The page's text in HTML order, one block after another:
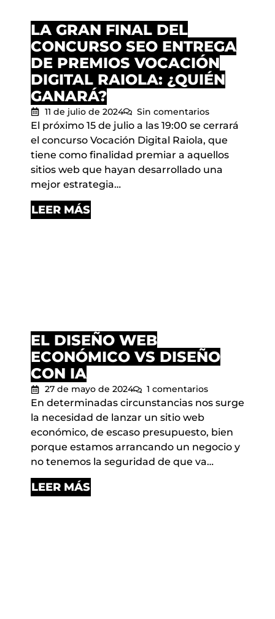
LA GRAN FINAL DEL
CONCURSO SEO ENTREGA
DE PREMIOS VOCACIÓN
DIGITAL RAIOLA: ¿QUIÉN
GANARÁ?
11 de julio de 2024 Sin comentarios
El próximo 15 de julio a las 19:00 se cerrará
el concurso Vocación Digital Raiola, que
tiene como finalidad premiar a aquellos
sitios web que hayan desarrollado una
mejor estrategia…
LEER MÁS
EL DISEÑO WEB
ECONÓMICO VS DISEÑO
CON IA
27 de mayo de 2024 1 comentarios
En determinadas circunstancias nos surge
la necesidad de lanzar un sitio web
económico, de escaso presupuesto, bien
porque estamos arrancando un negocio y
no tenemos la seguridad de que va…
LEER MÁS